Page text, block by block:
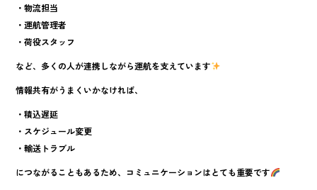
・物流担当
・運航管理者
・荷役スタッフ
など、多くの人が連携しながら運航を支えています
情報共有がうまくいかなければ、
・積込遅延
・スケジュール変更
・輸送トラブル
につながることもあるため、コミュニケーションはとても重要です